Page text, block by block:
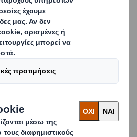
ετών, η φετινή
το ενδιαφέρον πολλών
τοπική αγορά αλλά και από
αποτελώντας πόλο έλξης
επιχειρήσεις και κορυφαίες
δραστηριοποιούνται στον
ηγέτιδα εταιρεία στον
από κυματοειδές χαρτί
μεγαλύτερη αγροτική έκθεση